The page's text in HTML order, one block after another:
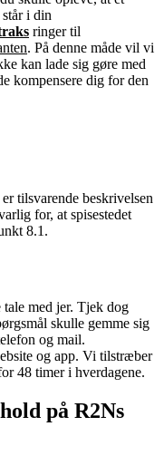
i din
ringer til
. På denne måde vil vi
kan lade sig gøre med
kompensere dig for den
tilsvarende beskrivelsen
for, at spisestedet
8.1.
med jer. Tjek dog
skulle gemme sig
og mail.
og app. Vi tilstræber
48 timer i hverdagene.
på R2Ns